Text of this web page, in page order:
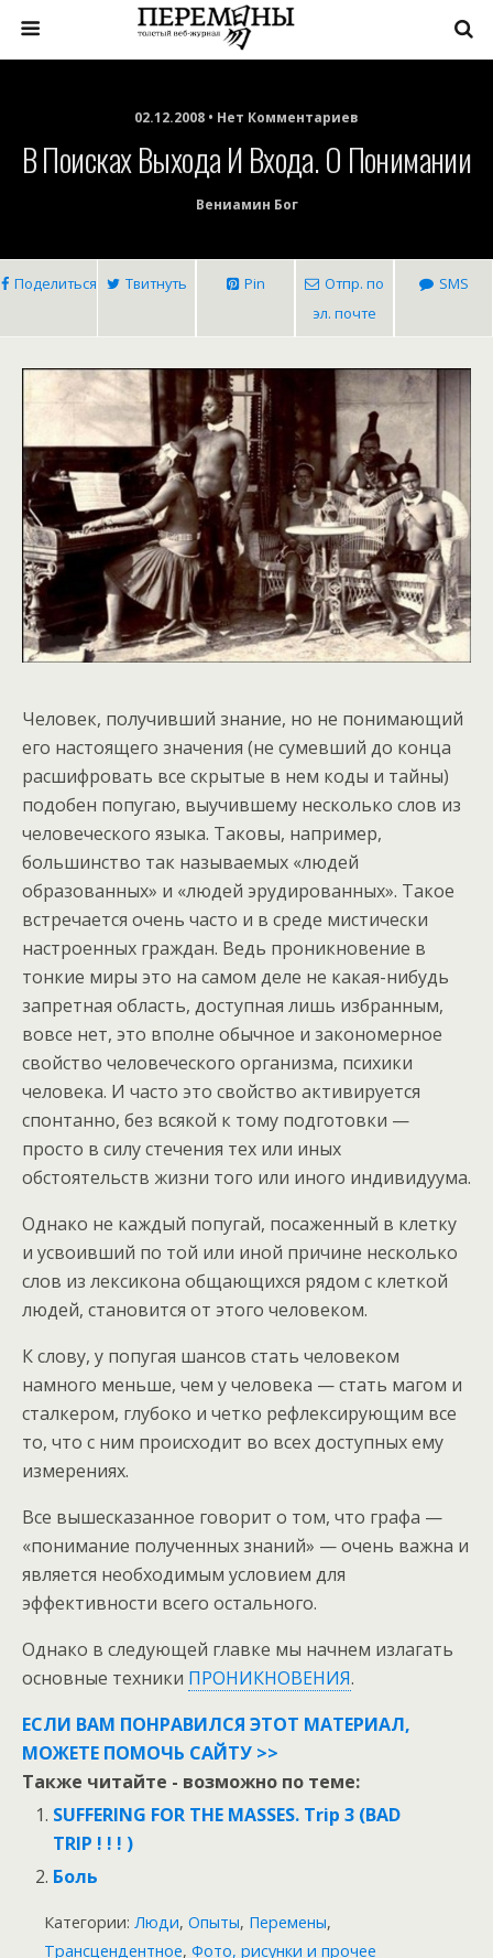
02.12.2008 • Нет Комментариев
В Поисках Выхода И Входа. О Понимании
Вениамин Бог
Поделиться Твитнуть Pin
Отпр. по
эл. почте
SMS
Человек, получивший знание, но не понимающий
его настоящего значения (не сумевший до конца
расшифровать все скрытые в нем коды и тайны)
подобен попугаю, выучившему несколько слов из
человеческого языка. Таковы, например,
большинство так называемых «людей
образованных» и «людей эрудированных». Такое
встречается очень часто и в среде мистически
настроенных граждан. Ведь проникновение в
тонкие миры это на самом деле не какая-нибудь
запретная область, доступная лишь избранным,
вовсе нет, это вполне обычное и закономерное
свойство человеческого организма, психики
человека. И часто это свойство активируется
спонтанно, без всякой к тому подготовки —
просто в силу стечения тех или иных
обстоятельств жизни того или иного индивидуума.
Однако не каждый попугай, посаженный в клетку
и усвоивший по той или иной причине несколько
слов из лексикона общающихся рядом с клеткой
людей, становится от этого человеком.
К слову, у попугая шансов стать человеком
намного меньше, чем у человека — стать магом и
сталкером, глубоко и четко рефлексирующим все
то, что с ним происходит во всех доступных ему
измерениях.
Все вышесказанное говорит о том, что графа —
«понимание полученных знаний» — очень важна и
является необходимым условием для
эффективности всего остального.
Однако в следующей главке мы начнем излагать
основные техники ПРОНИКНОВЕНИЯ.
ЕСЛИ ВАМ ПОНРАВИЛСЯ ЭТОТ МАТЕРИАЛ,
МОЖЕТЕ ПОМОЧЬ САЙТУ >>
Также читайте - возможно по теме:
SUFFERING FOR THE MASSES. Trip 3 (BAD
TRIP ! ! ! )
Боль
Категории: Люди, Опыты, Перемены,
Трансцендентное, Фото, рисунки и прочее